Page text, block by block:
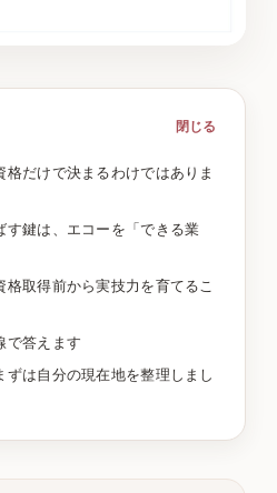
閉じる
だけで決まるわけではありま
す鍵は、エコーを「できる業
取得前から実技力を育てるこ
で答えます
は自分の現在地を整理しまし